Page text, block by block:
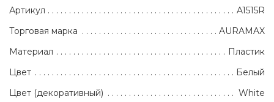
Артикул
A1515R
Торговая марка
AURAMAX
Материал
Пластик
Цвет
Белый
Цвет (декоративный)
White